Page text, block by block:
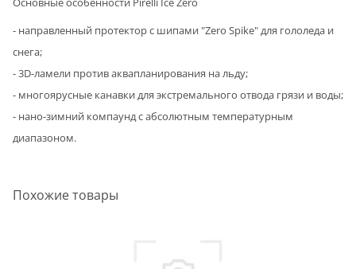
- направленный протектор с шипами "Zero Spike" для гололеда и
снега;
- 3D-ламели против аквапланирования на льду;
- многоярусные канавки для экстремального отвода грязи и воды;
- нано-зимний компаунд с абсолютным температурным
диапазоном.
Похожие товары